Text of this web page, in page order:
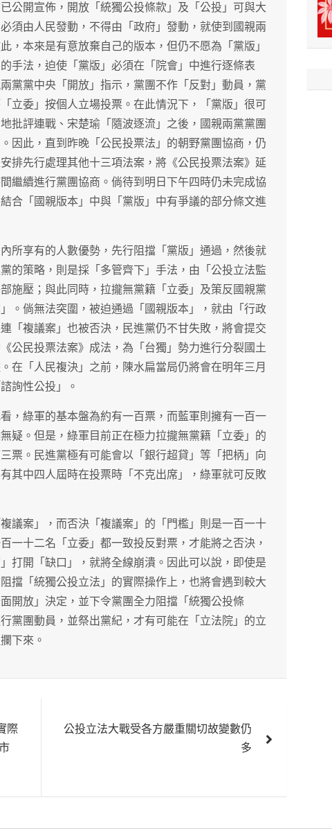
公開宣佈，開放「統獨公投條款」及「公投」可與大
須由人民發動，不得由「政府」發動，就使到國親兩
，本來是有意放棄自己的版本，但仍不愿為「黨版」
手法，迫使「黨版」必須在「院會」中進行逐條表
黨黨中央「開放」指示，黨團不作「反對」動員，黨
立委」按個人立場投票。在此情況下，「黨版」很可
批評連戰、宋楚瑜「隨波逐流」之後，國親兩黨黨團
因此，直到昨晚「公民投票法」的朝野黨團協商，仍
排先行處理其他十三項法案，將《公民投票法案》延
繼續進行黨團協商。倘待到明日下午四時仍未完成協
合「國親版本」中與「黨版」中有爭議的部分條文進
所享有的人數優勢，先行阻擋「黨版」通過，然後就
的策略，則是採「多管齊下」手法，由「公投立法監
施壓；與此同時，拉攏無黨籍「立委」及策反國親黨
。倘無法突圍，被迫通過「國親版本」，就由「行政
「複議案」也被否決，民進黨仍不甘失敗，將會提交
公民投票法案》成法，為「台獨」勢力進行分裂國土
在「人民複決」之前，陳水扁當局仍將會在明年三月
詢性公投」。
，綠軍的基本盤為約有一百票，而藍軍則擁有一百一
疑。但是，綠軍目前正在極力拉攏無黨籍「立委」的
票。民進黨極有可能會以「銀行超貸」等「把柄」向
其中四人屆時在投票時「不克出席」，綠軍就可反敗
議案」，而否決「複議案」的「門檻」則是一百一十
一十二名「立委」都一致投反對票，才能將之否決，
打開「缺口」，就將全線崩潰。因此可以說，即使是
擋「統獨公投立法」的實際操作上，也將會遇到較大
開放」決定，並下令黨團全力阻擋「統獨公投條
黨團動員，並祭出黨紀，才有可能在「立法院」的立
下來。
際
公投立法大戰受各方嚴重關切故變數仍
多